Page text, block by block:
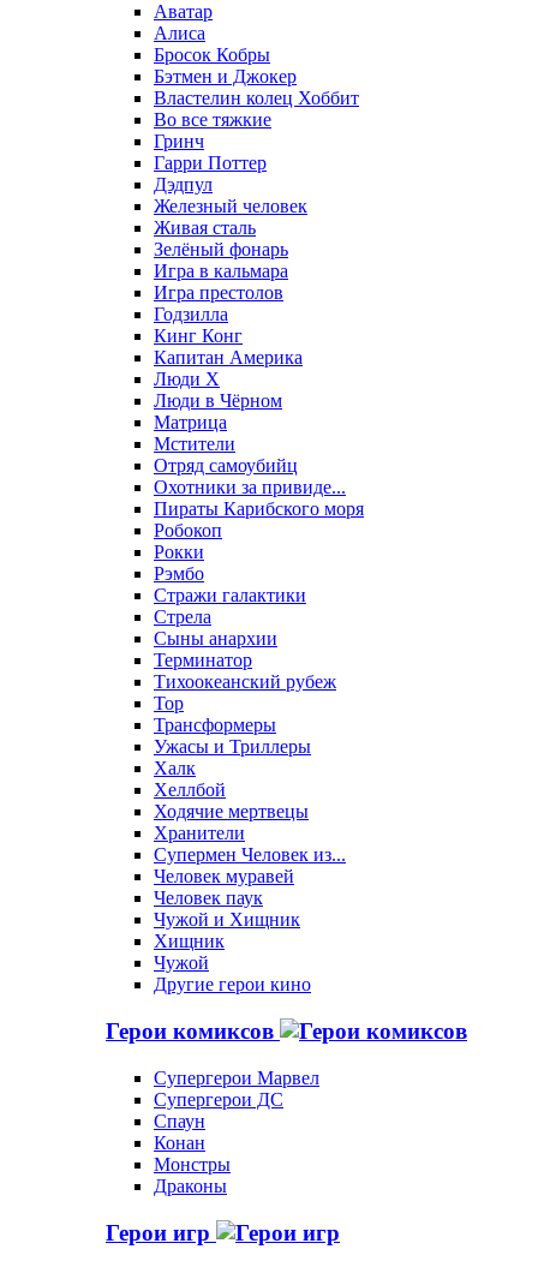
Аватар
Алиса
Бросок Кобры
Бэтмен и Джокер
Властелин колец Хоббит
Во все тяжкие
Гринч
Гарри Поттер
Дэдпул
Железный человек
Живая сталь
Зелёный фонарь
Игра в кальмара
Игра престолов
Годзилла
Кинг Конг
Капитан Америка
Люди X
Люди в Чёрном
Матрица
Мстители
Отряд самоубийц
Охотники за привиде...
Пираты Карибского моря
Робокоп
Рокки
Рэмбо
Стражи галактики
Стрела
Сыны анархии
Терминатор
Тихоокеанский рубеж
Тор
Трансформеры
Ужасы и Триллеры
Халк
Хеллбой
Ходячие мертвецы
Хранители
Супермен Человек из...
Человек муравей
Человек паук
Чужой и Хищник
Хищник
Чужой
Другие герои кино
Герои комиксов
Супергерои Марвел
Супергерои ДС
Спаун
Конан
Монстры
Драконы
Герои игр